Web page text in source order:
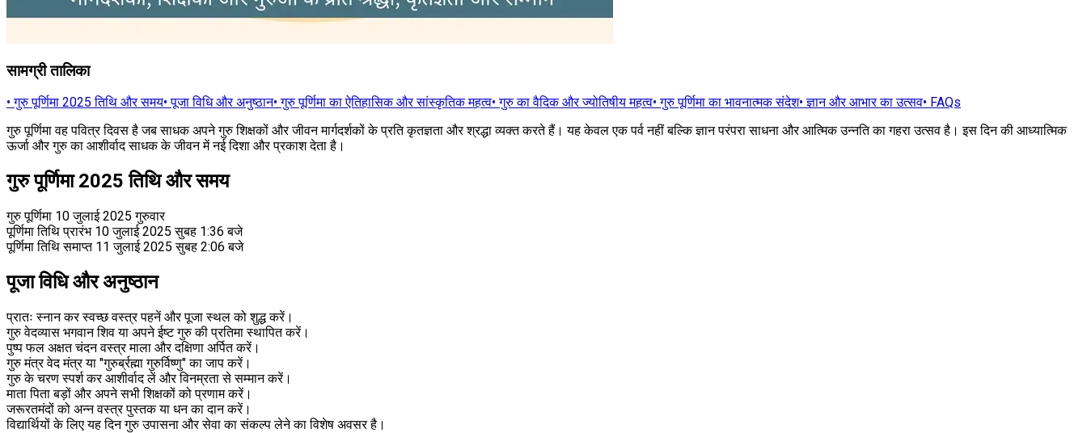
सामग्री तालिका
•गुरु पूर्णिमा 2025 तिथि और समय•पूजा विधि और अनुष्ठान•गुरु पूर्णिमा का ऐतिहासिक और सांस्कृतिक महत्व•गुरु का वैदिक और ज्योतिषीय महत्व•गुरु पूर्णिमा का भावनात्मक संदेश•ज्ञान और आभार का उत्सव• FAQs
गुरु पूर्णिमा वह पवित्र दिवस है जब साधक अपने गुरु शिक्षकों और जीवन मार्गदर्शकों के प्रति कृतज्ञता और श्रद्धा व्यक्त करते हैं। यह केवल एक पर्व नहीं बल्कि ज्ञान परंपरा साधना और आत्मिक उन्नति का गहरा उत्सव है। इस दिन की आध्यात्मिक
ऊर्जा और गुरु का आशीर्वाद साधक के जीवन में नई दिशा और प्रकाश देता है।
गुरु पूर्णिमा 2025 तिथि और समय
गुरु पूर्णिमा 10 जुलाई 2025 गुरुवार
पूर्णिमा तिथि प्रारंभ 10 जुलाई 2025 सुबह 1:36 बजे
पूर्णिमा तिथि समाप्त 11 जुलाई 2025 सुबह 2:06 बजे
पूजा विधि और अनुष्ठान
प्रातः स्नान कर स्वच्छ वस्त्र पहनें और पूजा स्थल को शुद्ध करें।
गुरु वेदव्यास भगवान शिव या अपने ईष्ट गुरु की प्रतिमा स्थापित करें।
पुष्प फल अक्षत चंदन वस्त्र माला और दक्षिणा अर्पित करें।
गुरु मंत्र वेद मंत्र या "गुरुर्ब्रह्मा गुरुर्विष्णु" का जाप करें।
गुरु के चरण स्पर्श कर आशीर्वाद लें और विनम्रता से सम्मान करें।
माता पिता बड़ों और अपने सभी शिक्षकों को प्रणाम करें।
जरूरतमंदों को अन्न वस्त्र पुस्तक या धन का दान करें।
विद्यार्थियों के लिए यह दिन गुरु उपासना और सेवा का संकल्प लेने का विशेष अवसर है।